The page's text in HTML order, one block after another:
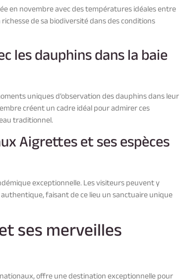
en novembre avec des températures idéales entre
de sa biodiversité dans des conditions
les dauphins dans la baie
uniques d’observation des dauphins dans leur
créent un cadre idéal pour admirer ces
traditionnel.
Aigrettes et ses espèces
exceptionnelle. Les visiteurs peuvent y
faisant de ce lieu un sanctuaire unique
ses merveilles
nationaux, offre une destination exceptionnelle pour